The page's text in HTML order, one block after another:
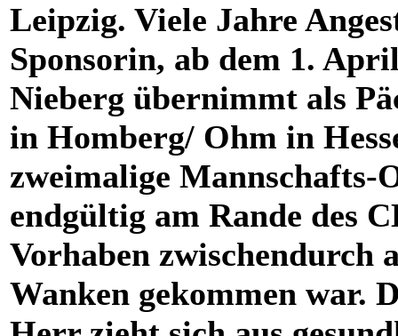
Leipzig. Viele Jahre
Sponsorin, ab dem 1.
Nieberg übernimmt als
in Homberg/ Ohm in
zweimalige Mannschafts-
endgültig am Rande des
Vorhaben zwischendurch
Wanken gekommen war.